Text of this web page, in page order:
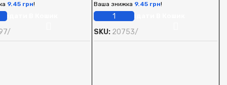
9.45 грн! Ваша знижка 9.45 грн!
SKU: 20753/